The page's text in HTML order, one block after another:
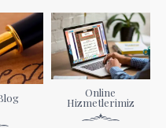
Online
Hizmetlerimiz